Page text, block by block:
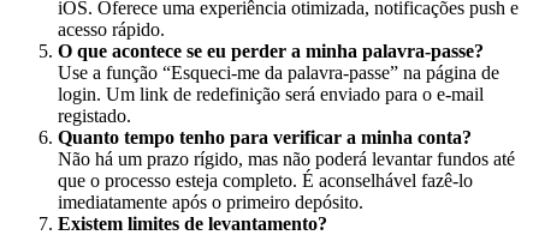
iOS. Oferece uma experiência otimizada, notificações push e
acesso rápido.
O que acontece se eu perder a minha palavra-passe?
Use a função “Esqueci-me da palavra-passe” na página de
login. Um link de redefinição será enviado para o e-mail
registado.
Quanto tempo tenho para verificar a minha conta?
Não há um prazo rígido, mas não poderá levantar fundos até
que o processo esteja completo. É aconselhável fazê-lo
imediatamente após o primeiro depósito.
Existem limites de levantamento?